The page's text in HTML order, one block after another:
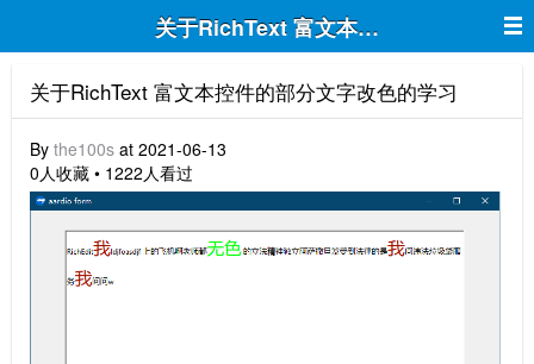
关于RichText 富文本控件的部分文字
关于RichText 富文本控件的部分文字改色的学习
By the100s at 2021-06-13
0人收藏 • 1222人看过